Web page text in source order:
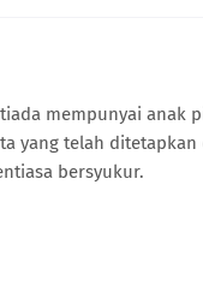
mempunyai anak
yang telah
bersyukur.